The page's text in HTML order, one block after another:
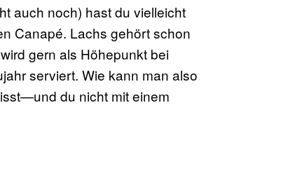
auch noch) hast du vielleicht
Canapé. Lachs gehört schon
gern als Höhepunkt bei
serviert. Wie kann man also
du nicht mit einem